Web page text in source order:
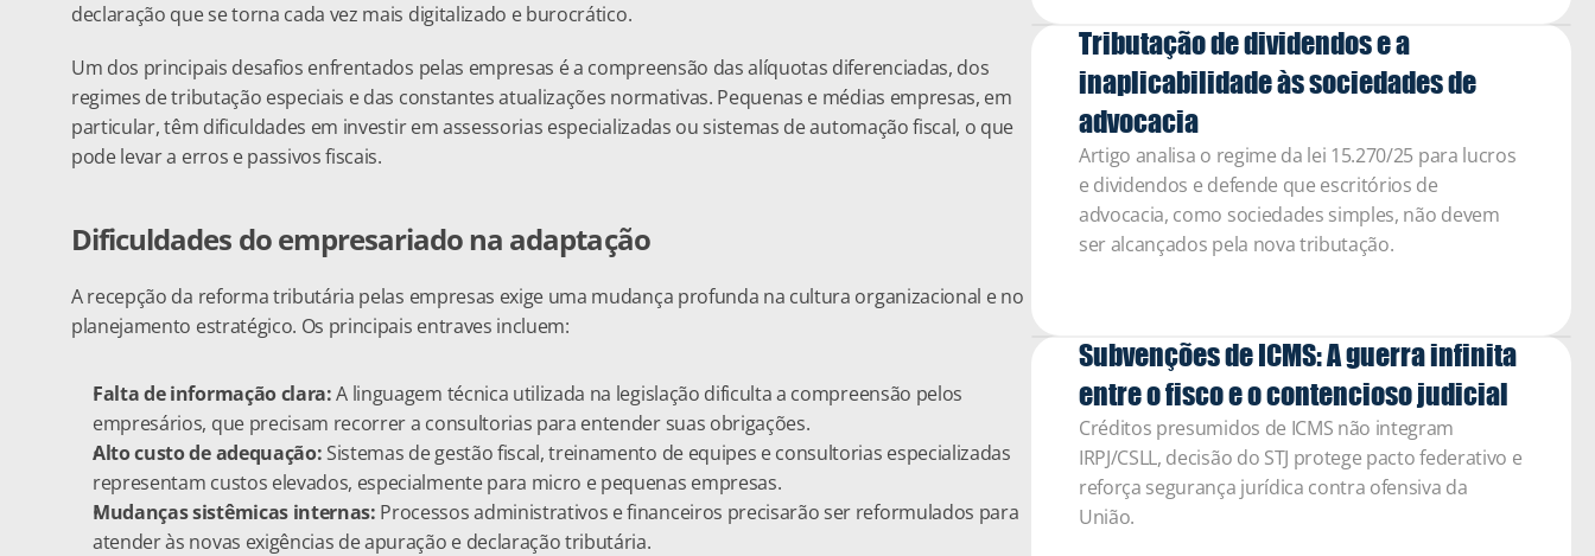
declaração que se torna cada vez mais digitalizado e burocrático.
Um dos principais desafios enfrentados pelas empresas é a compreensão das alíquotas diferenciadas, dos
regimes de tributação especiais e das constantes atualizações normativas. Pequenas e médias empresas, em
particular, têm dificuldades em investir em assessorias especializadas ou sistemas de automação fiscal, o que
pode levar a erros e passivos fiscais.
Dificuldades do empresariado na adaptação
A recepção da reforma tributária pelas empresas exige uma mudança profunda na cultura organizacional e no
planejamento estratégico. Os principais entraves incluem:
Falta de informação clara: A linguagem técnica utilizada na legislação dificulta a compreensão pelos
empresários, que precisam recorrer a consultorias para entender suas obrigações.
Alto custo de adequação: Sistemas de gestão fiscal, treinamento de equipes e consultorias especializadas
representam custos elevados, especialmente para micro e pequenas empresas.
Mudanças sistêmicas internas: Processos administrativos e financeiros precisarão ser reformulados para
atender às novas exigências de apuração e declaração tributária.
Tributação de dividendos e a
inaplicabilidade às sociedades de
advocacia
Artigo analisa o regime da lei 15.270/25 para lucros
e dividendos e defende que escritórios de
advocacia, como sociedades simples, não devem
ser alcançados pela nova tributação.
Subvenções de ICMS: A guerra infinita
entre o fisco e o contencioso judicial
Créditos presumidos de ICMS não integram
IRPJ/CSLL, decisão do STJ protege pacto federativo e
reforça segurança jurídica contra ofensiva da
União.